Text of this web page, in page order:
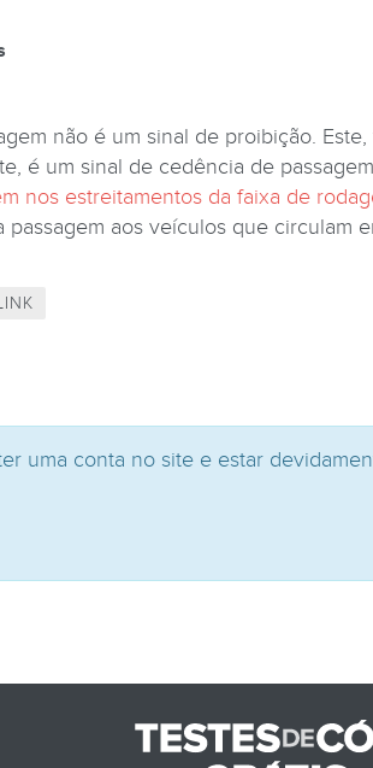
não é um sinal de proibição. Este,
é um sinal de cedência de
nos estreitamentos da faixa de
passagem aos veículos que circulam
uma conta no site e estar